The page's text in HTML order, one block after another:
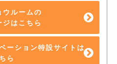
ウルームの
ジはこちら
ーション特設サイトは
ら